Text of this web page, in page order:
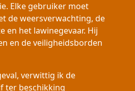
Elke gebruiker moet
de weersverwachting, de
en het lawinegevaar. Hij
en de veiligheidsborden
verwittig ik de
ter beschikking